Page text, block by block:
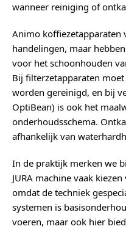
wanneer reiniging of
Animo koffiezetapparaten
handelingen, maar
voor het schoonhouden
Bij filterzetapparaten
worden gereinigd, en bij
OptiBean) is ook het
onderhoudsschema.
afhankelijk van
In de praktijk merken we
JURA machine vaak
omdat de techniek
systemen is
voeren, maar ook hier